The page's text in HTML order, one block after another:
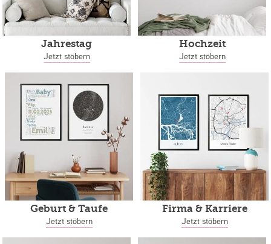
Jahrestag
Jetzt stöbern
Hochzeit
Jetzt stöbern
Geburt & Taufe
Jetzt stöbern
Firma & Karriere
Jetzt stöbern